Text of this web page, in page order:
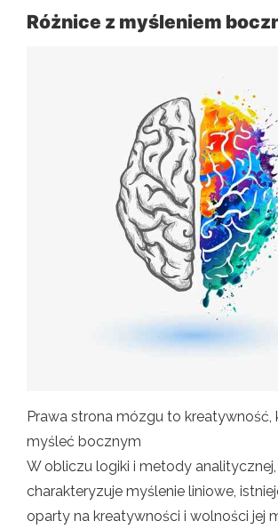
Różnice z myśleniem
Prawa strona mózgu to
myśleć bocznym
W obliczu logiki i metody
charakteryzuje myślenie liniowe,
oparty na kreatywności i wolności jej